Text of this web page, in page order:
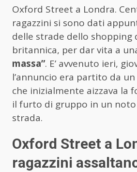
Oxford Street a Londra.
ragazzini si sono dati
delle strade dello shopping
britannica, per dar vita a
massa”. E’ avvenuto ieri,
l’annuncio era partito da
che inizialmente aizzava la
il furto di gruppo in un noto
strada.
Oxford Street a
ragazzini